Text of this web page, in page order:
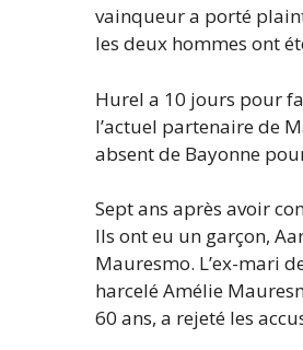
vainqueur a porté
les deux hommes ont
Hurel a 10 jours pour
l’actuel partenaire de
absent de Bayonne
Sept ans après avoir
Ils ont eu un garçon,
Mauresmo. L’ex-mari
harcelé Amélie
60 ans, a rejeté les